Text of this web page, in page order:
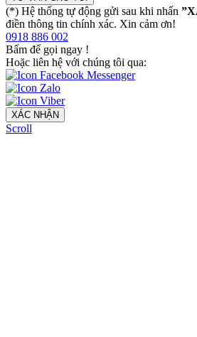
(*) Hệ thống tự động gửi sau khi nhấn
điền thông tin chính xác. Xin cảm ơn!
0918 886 002
Bấm để gọi ngay !
Hoặc liên hệ với chúng tôi qua:
XÁC NHẬN
Scroll